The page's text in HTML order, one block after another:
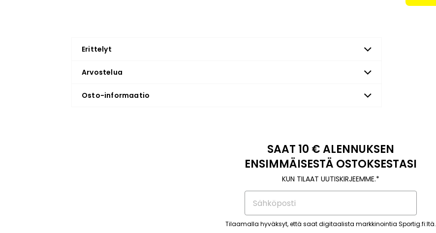
Erittelyt
Arvostelua
Osto-informaatio
SAAT 10 € ALENNUKSEN
ENSIMMÄISESTÄ OSTOKSESTASI
KUN TILAAT UUTISKIRJEEMME.*
Tilaamalla hyväksyt, että saat digitaalista markkinointia Sportig.fi:ltä.